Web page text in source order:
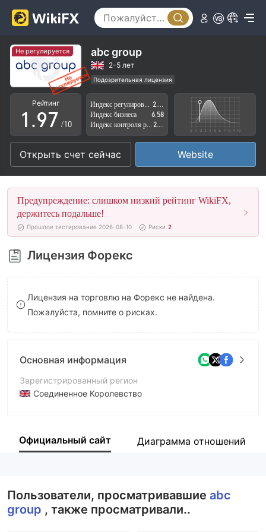
Не регулируется abc group
2-5 лет
Подозрительная лицензия
Регион деятельности подозрителен
Высокие потенциальные риски
Рейтинг
0
1
2
3
4
5
6
7
8
9
.
5
6
7
8
9
3
4
5
6
7
8
9
/10
Индекс бизнеса
6.58
Открыть счет сейчас Website
Предупреждение: слишком низкий рейтинг WikiFX,
держитесь подальше!
Прошлое тестирование 2026-08-10 Риски 2
Лицензия Форекс
Лицензия на торговлю на Форекс не найдена.
Пожалуйста, помните о рисках.
Основная информация
Зарегистрированный регион
Соединенное Королевство
Компания
Официальный сайт Диаграмма отношений
Пользователи, просматривавшие abc
group , также просматривали..